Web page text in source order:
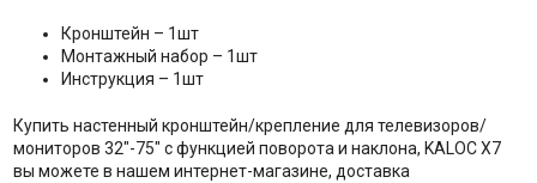
Кронштейн – 1шт
Монтажный набор – 1шт
Инструкция – 1шт
Купить настенный кронштейн/крепление для телевизоров/
мониторов 32"-75" с функцией поворота и наклона, KALOC X7
вы можете в нашем интернет-магазине, доставка